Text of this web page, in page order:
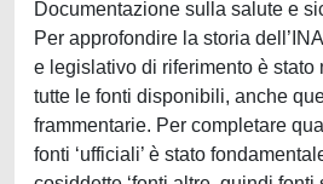
Documentazione sulla salute e
Per approfondire la storia
e legislativo di riferimento è stato
tutte le fonti disponibili, anche
frammentarie. Per completare
fonti ‘ufficiali’ è stato